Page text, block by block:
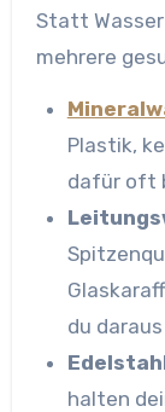
Statt
mehrere
Plastik,
dafür oft
du
halten